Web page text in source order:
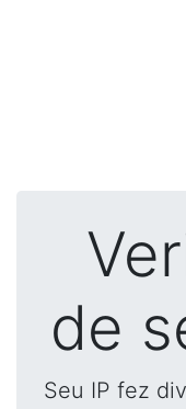
de
Seu IP fez